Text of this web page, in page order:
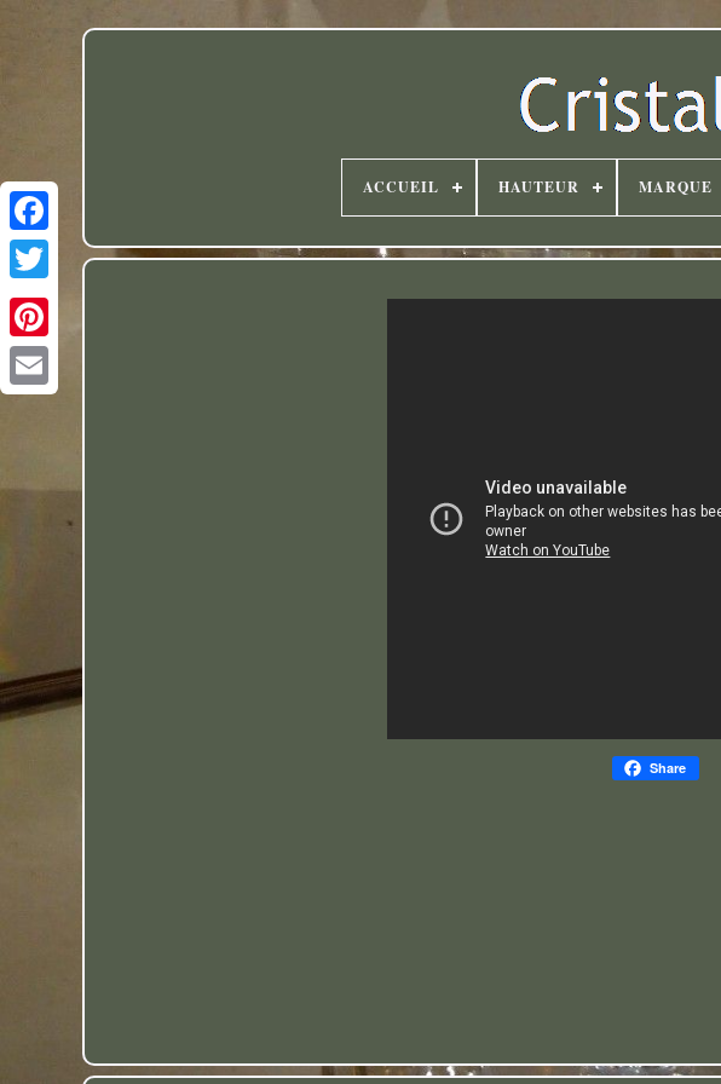
Twitter
ACCUEIL HAUTEUR MARQUE
Share